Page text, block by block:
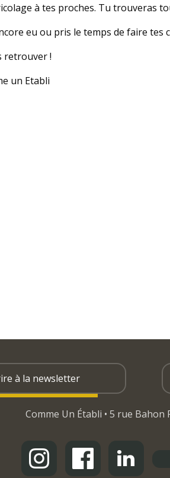
à tes proches. Tu trouveras
eu ou pris le temps de faire tes
retrouver !
un Etabli
à la newsletter
Comme Un Établi • 5 rue Bahon